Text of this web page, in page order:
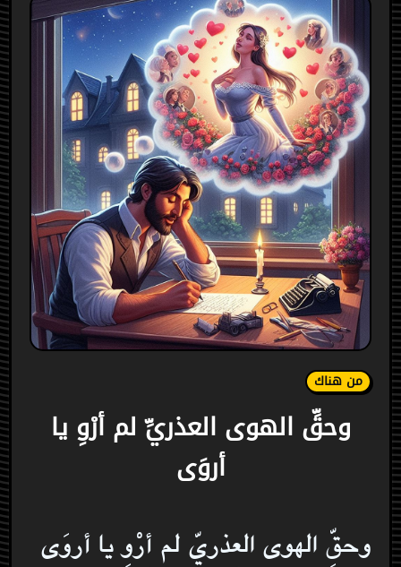
من هناك
وحقِّ الهوى العذريِّ لم أرْوِ يا
أروَى
وحقِّ الهوى العذريِّ لم أرْوِ يا أروَى